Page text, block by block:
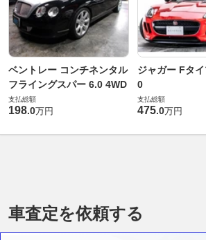
ベントレー コンチネンタル
フライングスパー 6.0 4WD
支払総額
198.0万円
ジャガー Fタ
0
支払総額
475.0万円
車査定を依頼する